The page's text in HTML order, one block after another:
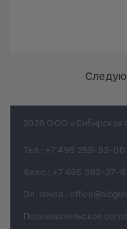
2026 ООО «Сибирская
Тел.: +7 495 258-83-00
Факс.: +7 495 363-27-
Эл. почта.:
Пользовательское